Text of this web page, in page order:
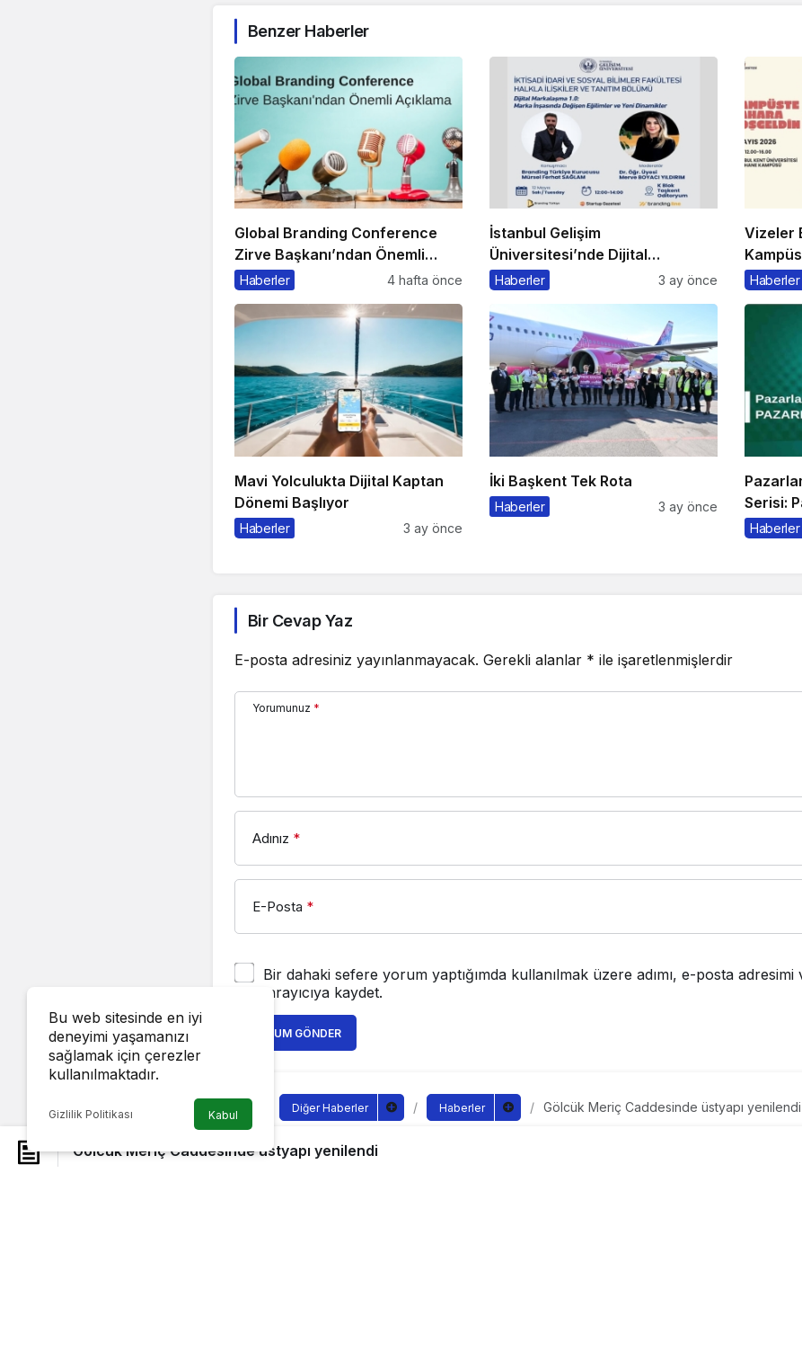
Benzer Haberler
Global Branding Conference
Zirve Başkanı’ndan Önemli
Açıklama
Haberler 4 hafta önce
İstanbul Gelişim
Üniversitesi’nde Dijital
Markalaşma 1.0 Etkinliği
Haberler 3 ay önce
Vizeler
Haberler
Mavi Yolculukta Dijital Kaptan
Dönemi Başlıyor
Haberler 3 ay önce
İki Başkent Tek Rota
Haberler 3 ay önce
Serisi:
Haberler
Bir Cevap Yaz
E-posta adresiniz yayınlanmayacak. Gerekli alanlar * ile işaretlenmişlerdir
Yorumunuz *
Adınız *
E-Posta *
Bir dahaki sefere yorum yaptığımda kullanılmak üzere adımı, e-posta
tarayıcıya kaydet.
YORUM GÖNDER
Diğer Haberler Haberler Gölcük Meriç Caddesinde üstyapı yenilendi
Gölcük Meriç Caddesinde üstyapı
Gölcük Meriç Caddesinde üstyapı yenilendi
Bu web sitesinde en iyi
deneyimi yaşamanızı
sağlamak için çerezler
kullanılmaktadır.
Gizlilik Politikası Kabul